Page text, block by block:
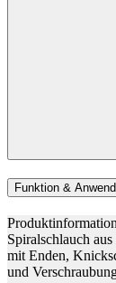
Funktion &
Spiralschlauch
mit Enden,
und